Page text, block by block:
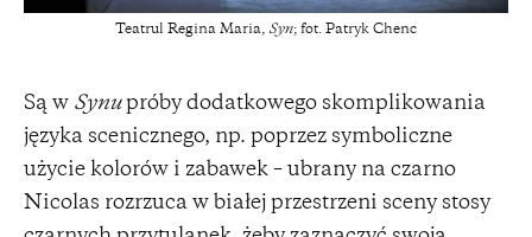
Teatrul Regina Maria, Syn; fot. Patryk Chenc
Są w Synupróby dodatkowego skomplikowania
języka scenicznego, np. poprzez symboliczne
użycie kolorów i zabawek – ubrany na czarno
Nicolas rozrzuca w białej przestrzeni sceny stosy